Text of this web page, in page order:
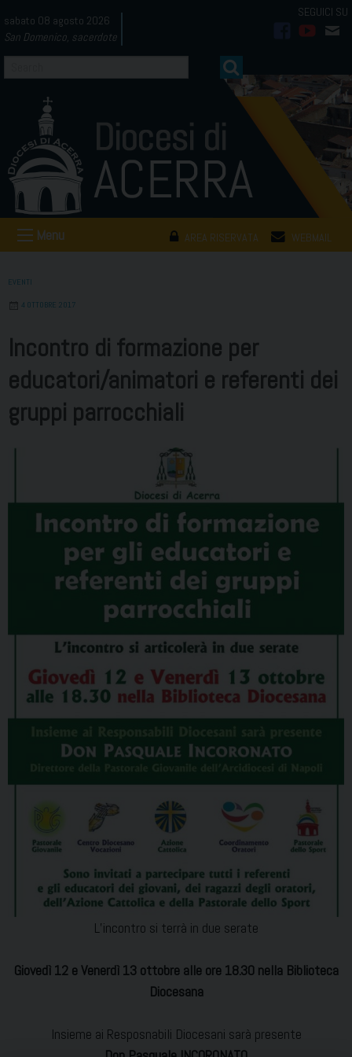
to
content
sabato 08 agosto 2026
San Domenico, sacerdote
AREA RISERVATA WEBMAIL
Menu
EVENTI
4 OTTOBRE 2017
Incontro di formazione per
educatori/animatori e referenti dei
gruppi parrocchiali
L’incontro si terrà in due serate
Giovedì 12 e Venerdì 13 ottobre alle ore 18.30 nella Biblioteca
Diocesana
Insieme ai Resposnabili Diocesani sarà presente